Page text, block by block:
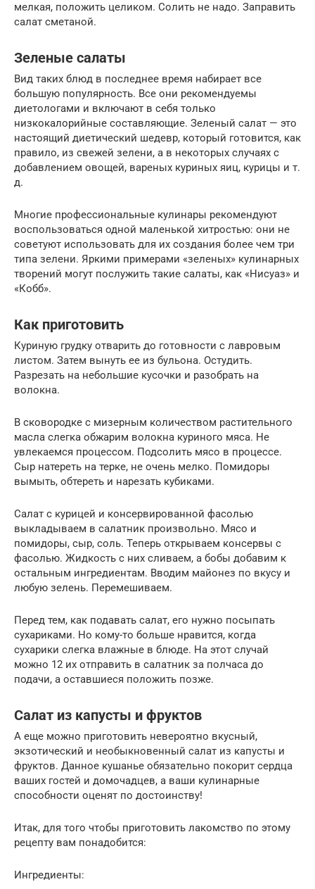
мелкая, положить целиком. Солить не надо. Заправить
салат сметаной.
Зеленые салаты
Вид таких блюд в последнее время набирает все
большую популярность. Все они рекомендуемы
диетологами и включают в себя только
низкокалорийные составляющие. Зеленый салат — это
настоящий диетический шедевр, который готовится, как
правило, из свежей зелени, а в некоторых случаях с
добавлением овощей, вареных куриных яиц, курицы и т.
д.
Многие профессиональные кулинары рекомендуют
воспользоваться одной маленькой хитростью: они не
советуют использовать для их создания более чем три
типа зелени. Яркими примерами «зеленых» кулинарных
творений могут послужить такие салаты, как «Нисуаз» и
«Кобб».
Как приготовить
Куриную грудку отварить до готовности с лавровым
листом. Затем вынуть ее из бульона. Остудить.
Разрезать на небольшие кусочки и разобрать на
волокна.
В сковородке с мизерным количеством растительного
масла слегка обжарим волокна куриного мяса. Не
увлекаемся процессом. Подсолить мясо в процессе.
Сыр натереть на терке, не очень мелко. Помидоры
вымыть, обтереть и нарезать кубиками.
Салат с курицей и консервированной фасолью
выкладываем в салатник произвольно. Мясо и
помидоры, сыр, соль. Теперь открываем консервы с
фасолью. Жидкость с них сливаем, а бобы добавим к
остальным ингредиентам. Вводим майонез по вкусу и
любую зелень. Перемешиваем.
Перед тем, как подавать салат, его нужно посыпать
сухариками. Но кому-то больше нравится, когда
сухарики слегка влажные в блюде. На этот случай
можно 12 их отправить в салатник за полчаса до
подачи, а оставшиеся положить позже.
Салат из капусты и фруктов
А еще можно приготовить невероятно вкусный,
экзотический и необыкновенный салат из капусты и
фруктов. Данное кушанье обязательно покорит сердца
ваших гостей и домочадцев, а ваши кулинарные
способности оценят по достоинству!
Итак, для того чтобы приготовить лакомство по этому
рецепту вам понадобится:
Ингредиенты: